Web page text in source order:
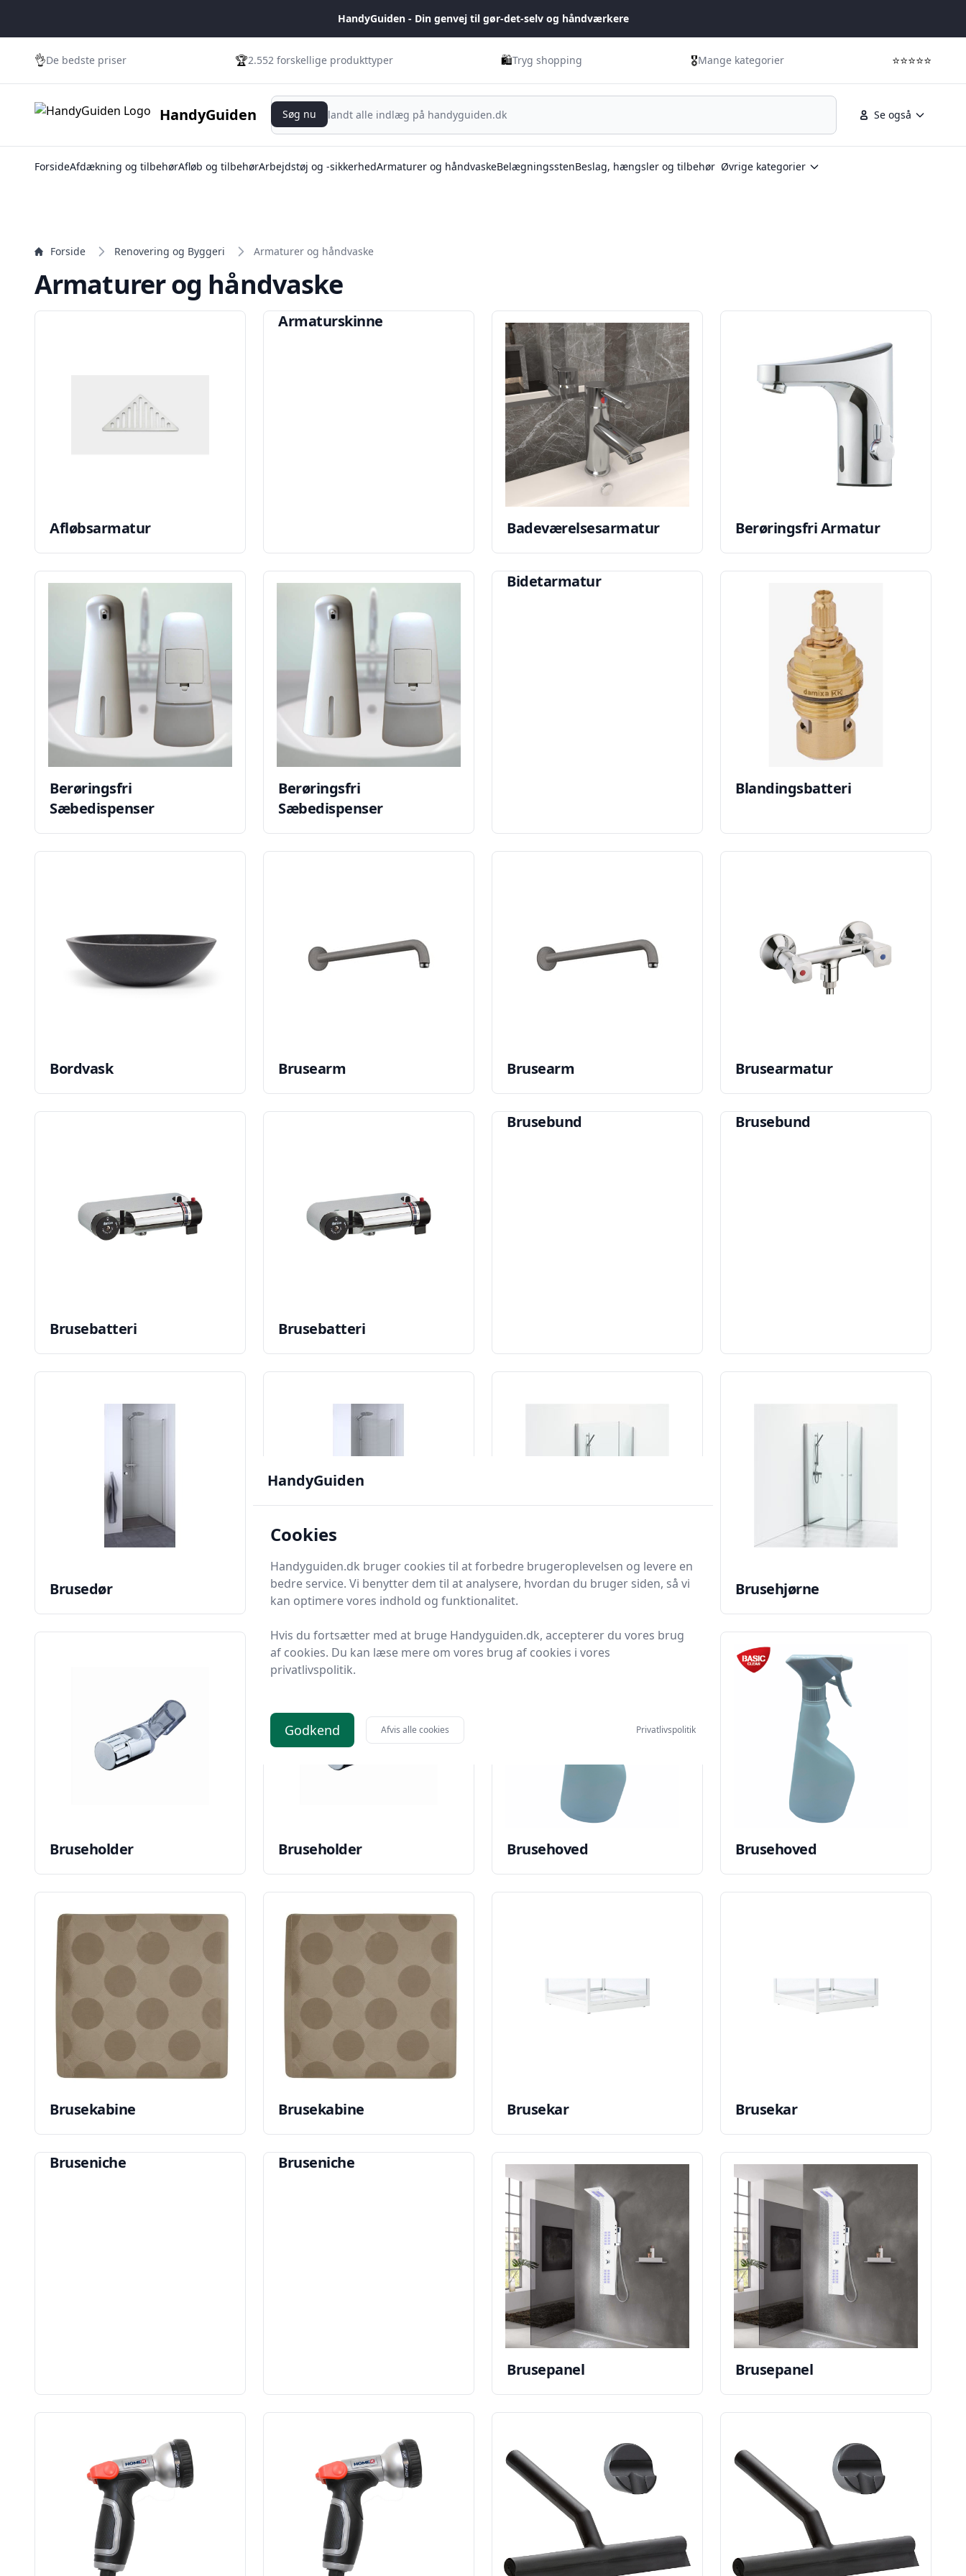
HandyGuiden - Din genvej til gør-det-selv og håndværkere
👌De bedste priser 🏆2.552 forskellige produkttyper 🛍️Tryg shopping 🎖️Mange kategorier ⭐⭐⭐⭐⭐
HandyGuiden Se også
Søg nu
Søg nu
ForsideAfdækning og tilbehørAfløb og tilbehørArbejdstøj og -sikkerhedArmaturer og håndvaskeBelægningsstenBeslag, hængsler og tilbehør Øvrige kategorier
Forside Renovering og Byggeri Armaturer og håndvaske
Armaturer og håndvaske
Afløbsarmatur
Armaturskinne
Badeværelsesarmatur Berøringsfri Armatur
Berøringsfri
Sæbedispenser
Berøringsfri
Sæbedispenser
Bidetarmatur
Blandingsbatteri
Bordvask Brusearm Brusearm Brusearmatur
Brusebatteri Brusebatteri
Brusebund Brusebund
Brusedør Brusedør Brusehjørne Brusehjørne
Bruseholder Bruseholder Brusehoved Brusehoved
Brusekabine Brusekabine Brusekar Brusekar
Bruseniche Bruseniche
Brusepanel Brusepanel
HandyGuiden
Cookies
Handyguiden.dk bruger cookies til at forbedre brugeroplevelsen og levere en
bedre service. Vi benytter dem til at analysere, hvordan du bruger siden, så vi
kan optimere vores indhold og funktionalitet.
Hvis du fortsætter med at bruge Handyguiden.dk, accepterer du vores brug
af cookies. Du kan læse mere om vores brug af cookies i vores
privatlivspolitik.
Godkend Afvis alle cookies Privatlivspolitik